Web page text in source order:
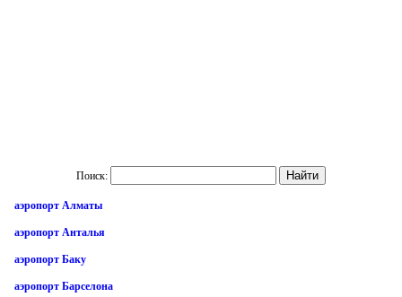
Поиск:
аэропорт Алматы
аэропорт Анталья
аэропорт Баку
аэропорт Барселона